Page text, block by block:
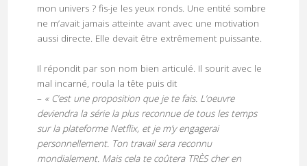
mon univers ? fis-je les yeux ronds. Une entité sombre
ne m’avait jamais atteinte avant avec une motivation
aussi directe. Elle devait être extrêmement puissante.
Il répondit par son nom bien articulé. Il sourit avec le
mal incarné, roula la tête puis dit
– « C’est une proposition que je te fais. L’oeuvre
deviendra la série la plus reconnue de tous les temps
sur la plateforme Netflix, et je m’y engagerai
personnellement. Ton travail sera reconnu
mondialement. Mais cela te coûtera TRÈS cher en